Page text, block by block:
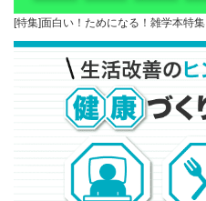
[特集]面白い！ためになる！雑学本特集